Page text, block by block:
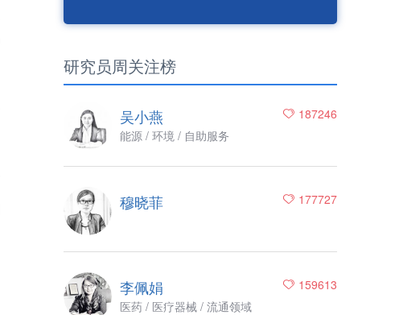
研究员周关注榜
187246
吴小燕
能源 / 环境 / 自助服务
177727
穆晓菲
159613
李佩娟
医药 / 医疗器械 / 流通领域